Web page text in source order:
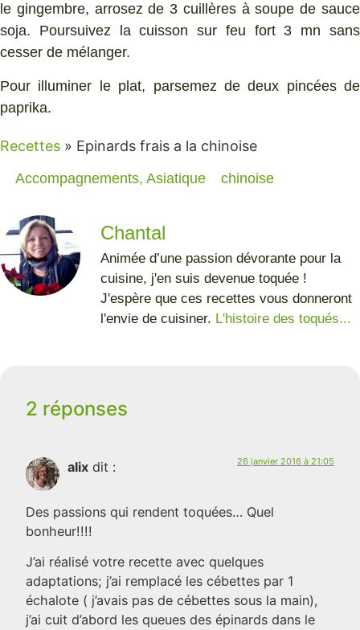
le gingembre, arrosez de 3 cuillères à soupe de sauce
soja. Poursuivez la cuisson sur feu fort 3 mn sans
cesser de mélanger.
Pour illuminer le plat, parsemez de deux pincées de
paprika.
Recettes » Epinards frais a la chinoise
Accompagnements, Asiatique chinoise
Chantal
Animée d’une passion dévorante pour la
cuisine, j'en suis devenue toquée !
J'espère que ces recettes vous donneront
l'envie de cuisiner. L'histoire des toqués...
2 réponses
alix dit : 26 janvier 2016 à 21:05
Des passions qui rendent toquées… Quel
bonheur!!!!
J’ai réalisé votre recette avec quelques
adaptations; j’ai remplacé les cébettes par 1
échalote ( j’avais pas de cébettes sous la main),
j’ai cuit d’abord les queues des épinards dans le